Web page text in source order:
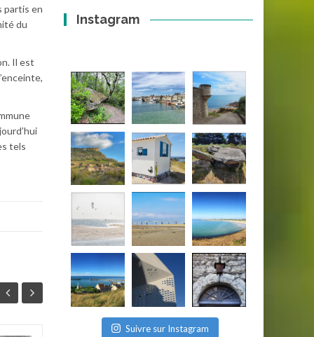
partis en
du
Il est
tels
Instagram
Suivre sur Instagram